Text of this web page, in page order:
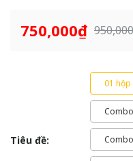
750,000₫
Tiêu đề:
01 hộp